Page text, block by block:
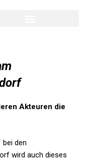
Akteuren die
bei den
wird auch dieses